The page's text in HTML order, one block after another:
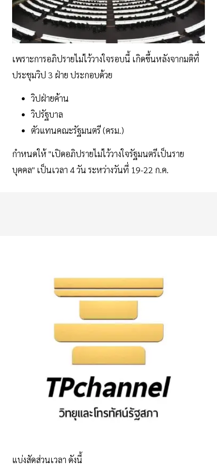
เพราะการอภิปรายไม่ไว้วางใจรอบนี้ เกิดขึ้นหลังจากมติที่
ประชุมวิป 3 ฝ่าย ประกอบด้วย
วิปฝ่ายค้าน
วิปรัฐบาล
ตัวแทนคณะรัฐมนตรี (ครม.)
กำหนดให้ "เปิดอภิปรายไม่ไว้วางใจรัฐมนตรีเป็นราย
บุคคล" เป็นเวลา 4 วัน ระหว่างวันที่ 19-22 ก.ค.
แบ่งสัดส่วนเวลา ดังนี้